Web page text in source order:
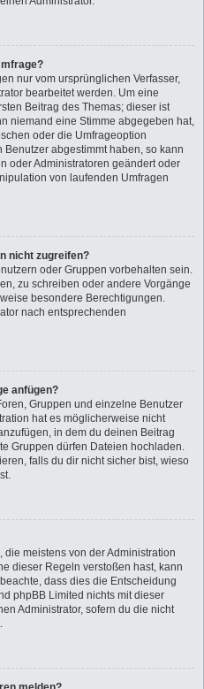
nur vom ursprünglichen Verfasser,
bearbeitet werden. Um eine
Beitrag des Themas; dieser ist
niemand eine Stimme abgegeben hat,
oder die Umfrageoption
abgestimmt haben, so kann
oder Administratoren geändert oder
von laufenden Umfragen
nicht zugreifen?
oder Gruppen vorbehalten sein.
zu schreiben oder andere Vorgänge
besondere Berechtigungen.
nach entsprechenden
anfügen?
Gruppen und einzelne Benutzer
hat es möglicherweise nicht
in dem du deinen Beitrag
Gruppen dürfen Dateien hochladen.
falls du dir nicht sicher bist, wieso
meistens von der Administration
dieser Regeln verstoßen hast, kann
dass dies die Entscheidung
phpBB Limited nichts mit dieser
Administrator, sofern du die nicht